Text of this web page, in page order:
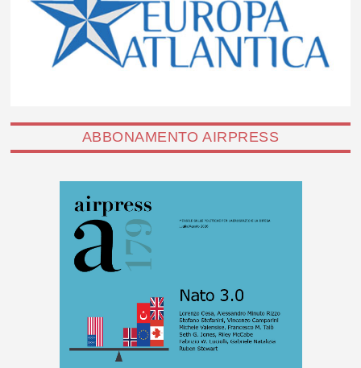
ABBONAMENTO AIRPRESS